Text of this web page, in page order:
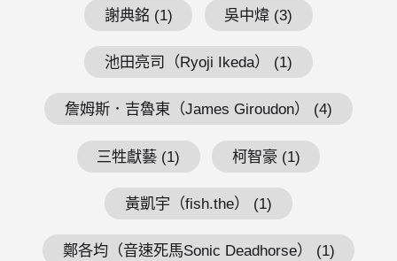
謝典銘 (1) 吳中煒 (3)
池田亮司（Ryoji Ikeda） (1)
詹姆斯．吉魯東（James Giroudon） (4)
三牲獻藝 (1) 柯智豪 (1)
黃凱宇（fish.the） (1)
鄭各均（音速死馬Sonic Deadhorse） (1)